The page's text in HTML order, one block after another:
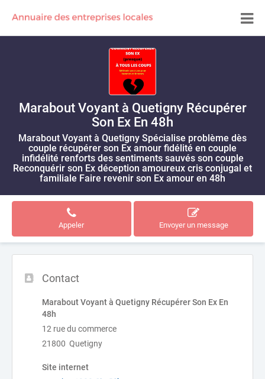
Marabout Voyant à Quetigny Récupérer
Son Ex En 48h
Marabout Voyant à Quetigny Spécialise problème dès
couple récupérer son Ex amour fidélité en couple
infidélité renforts des sentiments sauvés son couple
Reconquérir son Ex déception amoureux cris conjugal et
familiale Faire revenir son Ex amour en 48h
Appeler Envoyer un message
Contact
Marabout Voyant à Quetigny Récupérer Son Ex En
48h
12 rue du commerce
21800 Quetigny
Site internet